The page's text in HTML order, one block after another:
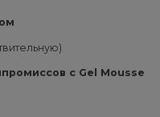
с Gel Mousse